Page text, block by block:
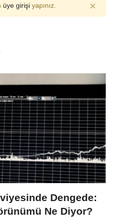
üye girişi yapınız. ×
Dengede:
Ne Diyor?